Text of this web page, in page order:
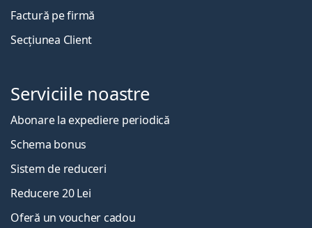
Factură pe firmă
Secțiunea Client
Serviciile noastre
Abonare la expediere periodică
Schema bonus
Sistem de reduceri
Reducere 20 Lei
Oferă un voucher cadou